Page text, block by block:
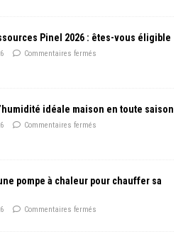
Pinel 2026 : êtes-vous éligible
Commentaires fermés
idéale maison en toute saison
Commentaires fermés
pompe à chaleur pour chauffer sa
Commentaires fermés